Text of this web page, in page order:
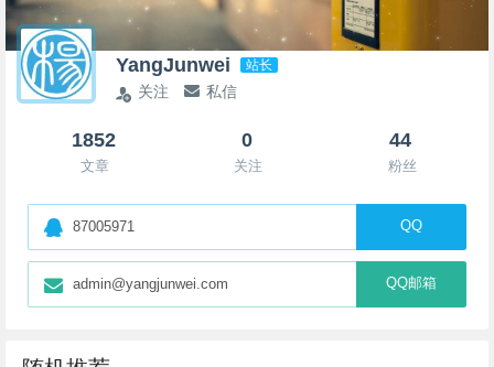
YangJunwei 站长
关注 私信
1852
文章
0
关注
44
粉丝
87005971 QQ
admin@yangjunwei.com QQ邮箱